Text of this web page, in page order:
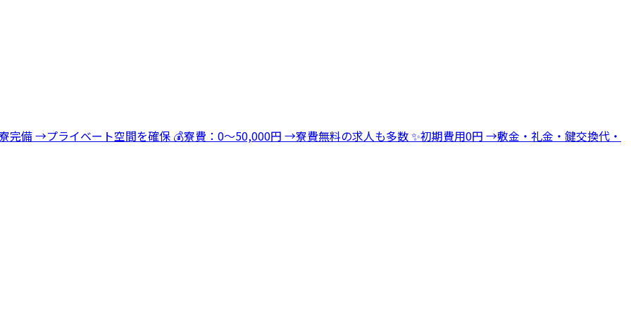
完備 →プライベート空間を確保 💰寮費：0～50,000円 →寮費無料の求人も多数 ✨初期費用0円 →敷金・礼金・鍵交換代・